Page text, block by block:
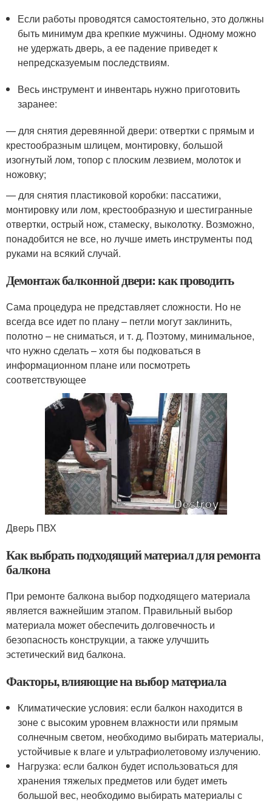
Если работы проводятся самостоятельно, это должны
быть минимум два крепкие мужчины. Одному можно
не удержать дверь, а ее падение приведет к
непредсказуемым последствиям.
Весь инструмент и инвентарь нужно приготовить
заранее:
— для снятия деревянной двери: отвертки с прямым и
крестообразным шлицем, монтировку, большой
изогнутый лом, топор с плоским лезвием, молоток и
ножовку;
— для снятия пластиковой коробки: пассатижи,
монтировку или лом, крестообразную и шестигранные
отвертки, острый нож, стамеску, выколотку. Возможно,
понадобится не все, но лучше иметь инструменты под
руками на всякий случай.
Демонтаж балконной двери: как проводить
Сама процедура не представляет сложности. Но не
всегда все идет по плану – петли могут заклинить,
полотно – не сниматься, и т. д. Поэтому, минимальное,
что нужно сделать – хотя бы подковаться в
информационном плане или посмотреть
соответствующее
Дверь ПВХ
Как выбрать подходящий материал для ремонта
балкона
При ремонте балкона выбор подходящего материала
является важнейшим этапом. Правильный выбор
материала может обеспечить долговечность и
безопасность конструкции, а также улучшить
эстетический вид балкона.
Факторы, влияющие на выбор материала
Климатические условия: если балкон находится в
зоне с высоким уровнем влажности или прямым
солнечным светом, необходимо выбирать материалы,
устойчивые к влаге и ультрафиолетовому излучению.
Нагрузка: если балкон будет использоваться для
хранения тяжелых предметов или будет иметь
большой вес, необходимо выбирать материалы с